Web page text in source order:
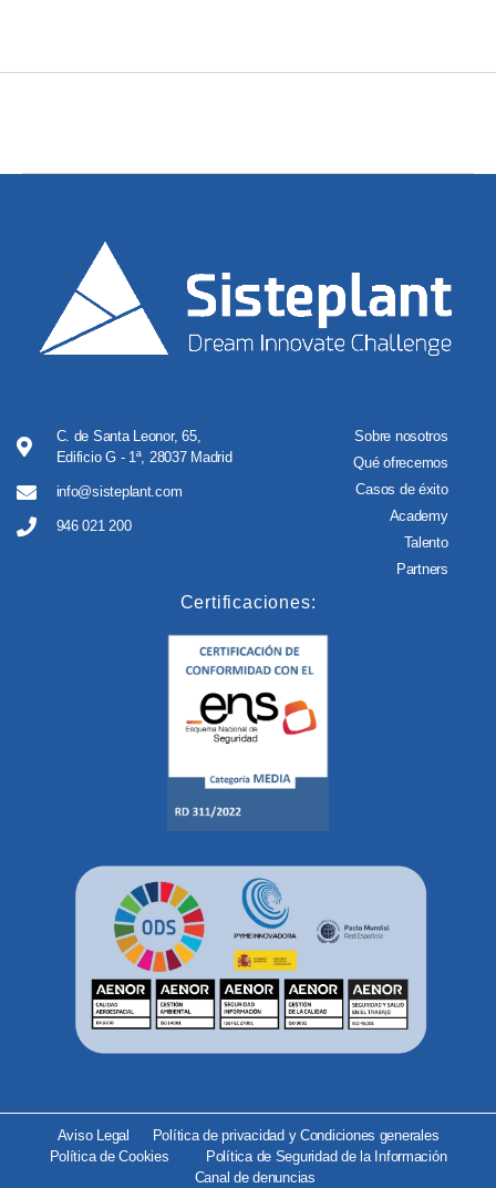
C. de Santa Leonor, 65,
Edificio G - 1ª, 28037 Madrid
info@sisteplant.com
946 021 200
Sobre nosotros
Qué ofrecemos
Casos de éxito
Academy
Talento
Partners
Certificaciones:
Aviso Legal
Política de privacidad y Condiciones generales
Política de Cookies
Política de Seguridad de la Información
Canal de denuncias